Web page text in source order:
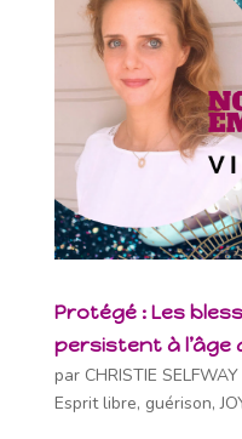
Protégé : Les
persistent à l’âge
par CHRISTIE SELFWAY
Esprit libre, guérison,